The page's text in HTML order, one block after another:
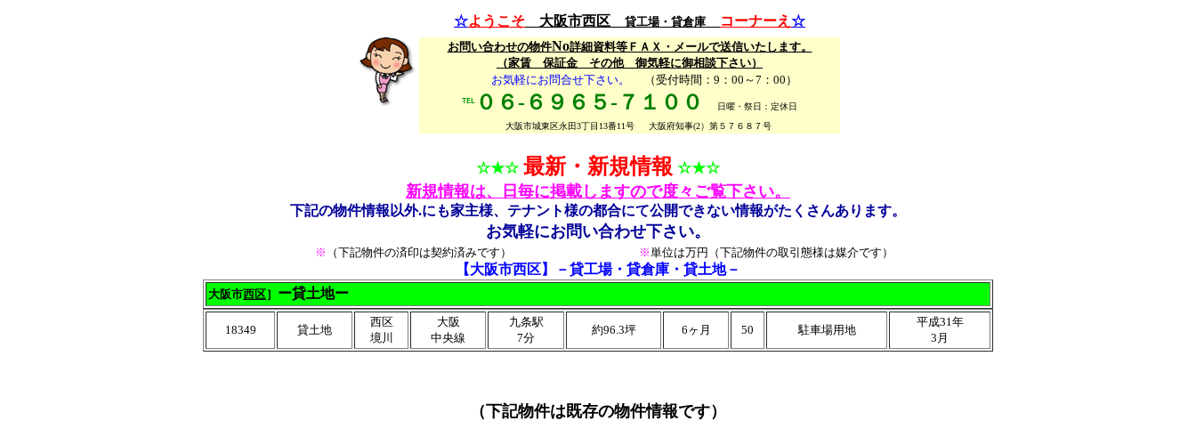
☆ようこそ 大阪市西区 貸工場・貸倉庫 コーナーえ ☆
お問い合わせの物件No詳細資料等ＦＡＸ・メールで送信いたします。
（家賃 保証金 その他 御気軽に御相談下さい）
お気軽にお問合せ下さい。
（受付時間：9：00～7：00）
℡ ０６-６９６５-７１００
日曜・祭日：定休日
大阪市城東区永田3丁目13番11号
大阪府知事(2）第５７６８７号
☆★☆ 最新・新規情報 ☆★☆
新規情報は、日毎に掲載しますので度々ご覧下さい。
下記の物件情報以外.にも家主様、テナント様の都合にて公開できない情報がたくさんあります。
お気軽にお問い合わせ下さい。
※ （下記物件の済印は契約済みです） ※単位は万円 （下記物件の取引態様は媒介です）
【大阪市西区】－貸工場・貸倉庫・貸土地－
大阪市西区］ ー貸土地ー
18349 貸土地
西区
境川
大阪
中央線
九条駅
7分
約96.3坪 6ヶ月 50 駐車場用地
平成31年
3月
（下記物件は既存の物件情報です）